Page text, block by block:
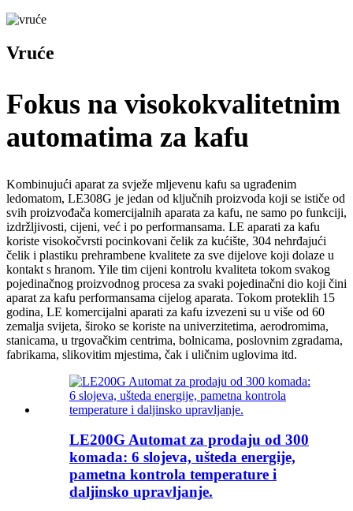
Vruće
Fokus na visokokvalitetnim
automatima za kafu
Kombinujući aparat za svježe mljevenu kafu sa ugrađenim
ledomatom, LE308G je jedan od ključnih proizvoda koji se ističe od
svih proizvođača komercijalnih aparata za kafu, ne samo po funkciji,
izdržljivosti, cijeni, već i po performansama. LE aparati za kafu
koriste visokočvrsti pocinkovani čelik za kućište, 304 nehrđajući
čelik i plastiku prehrambene kvalitete za sve dijelove koji dolaze u
kontakt s hranom. Yile tim cijeni kontrolu kvaliteta tokom svakog
pojedinačnog proizvodnog procesa za svaki pojedinačni dio koji čini
aparat za kafu performansama cijelog aparata. Tokom proteklih 15
godina, LE komercijalni aparati za kafu izvezeni su u više od 60
zemalja svijeta, široko se koriste na univerzitetima, aerodromima,
stanicama, u trgovačkim centrima, bolnicama, poslovnim zgradama,
fabrikama, slikovitim mjestima, čak i uličnim uglovima itd.
LE200G Automat za prodaju od 300
komada: 6 slojeva, ušteda energije,
pametna kontrola temperature i
daljinsko upravljanje.